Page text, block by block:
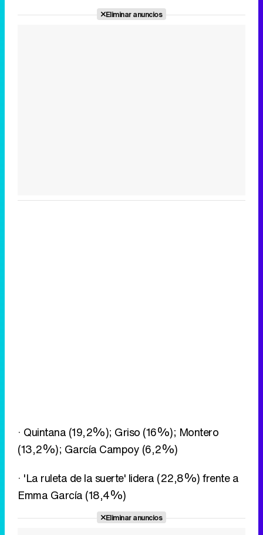
Eliminar anuncios
· Quintana (19,2%); Griso (16%); Montero
(13,2%); García Campoy (6,2%)
· 'La ruleta de la suerte' lidera (22,8%) frente a
Emma García (18,4%)
Eliminar anuncios